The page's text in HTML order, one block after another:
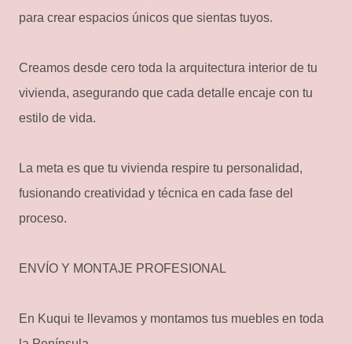
para crear espacios únicos que sientas tuyos.
Creamos desde cero toda la arquitectura interior de tu
vivienda, asegurando que cada detalle encaje con tu
estilo de vida.
La meta es que tu vivienda respire tu personalidad,
fusionando creatividad y técnica en cada fase del
proceso.
ENVÍO Y MONTAJE PROFESIONAL
En Kuqui te llevamos y montamos tus muebles en toda